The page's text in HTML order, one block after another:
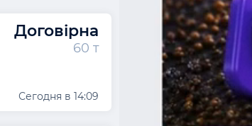
Договірна
60 т
Сегодня в 14:09